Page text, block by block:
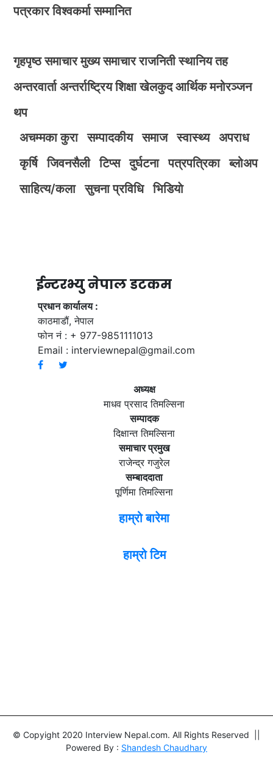
पत्रकार विश्वकर्मा सम्मानित
गृहपृष्ठ समाचार मुख्य समाचार राजनिती स्थानिय तह
अन्तरवार्ता अन्तर्राष्ट्रिय शिक्षा खेलकुद आर्थिक मनोरञ्जन
थप
अचम्मका कुरा
सम्पादकीय समाज स्वास्थ्य
अपराध
कृर्षि
जिवनसैली टिप्स दुर्घटना पत्रपत्रिका
ब्लोअप
साहित्य/कला
सुचना प्रविधि भिडियाे
ईन्टरभ्यु नेपाल डटकम
प्रधान कार्यालय :
काठमाडौं, नेपाल
फोन नं : + 977-9851111013
Email : interviewnepal@gmail.com
अध्यक्ष
माधव प्रसाद तिमल्सिना
सम्पादक
दिक्षान्त तिमल्सिना
समाचार प्रमुख
राजेन्द्र गजुरेल
सम्बाददाता
पूर्णिमा तिमल्सिना
हाम्रो बारेमा
हाम्रो टिम
© Copyight 2020 Interview Nepal.com. All Rights Reserved ||
Powered By : Shandesh Chaudhary